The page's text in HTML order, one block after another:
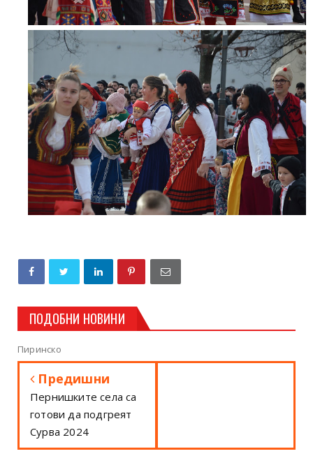
ПОДОБНИ НОВИНИ
Пиринско
Предишни
Пернишките села са
готови да подгреят
Сурва 2024